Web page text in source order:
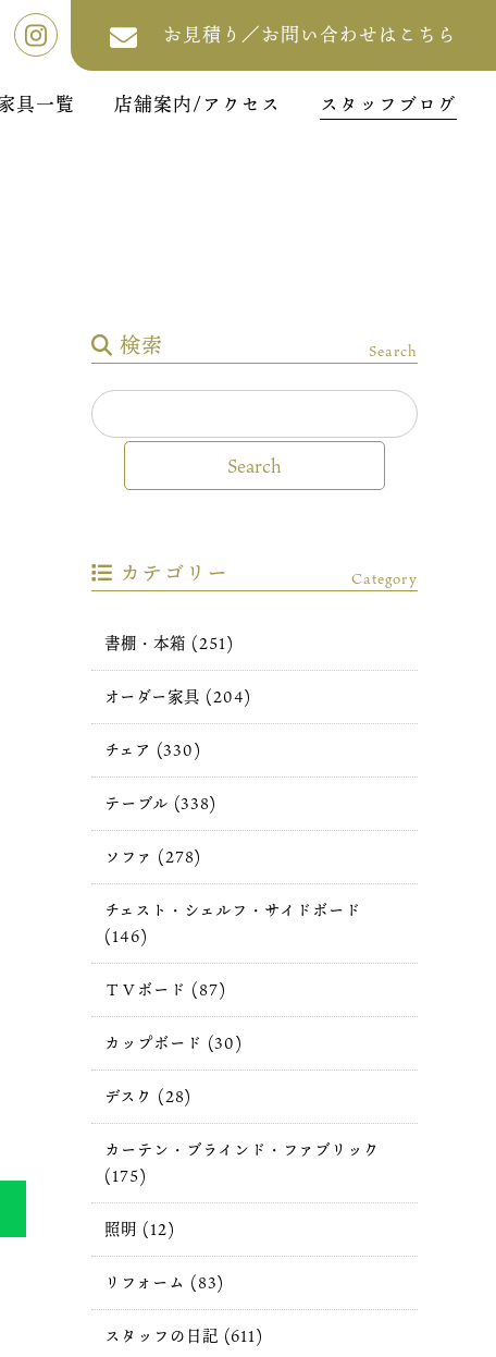
お見積り／お問い合わせはこちら
具一覧 店舗案内/アクセス スタッフブログ
検索 Search
カテゴリー Category
書棚・本箱 (251)
オーダー家具 (204)
チェア (330)
テーブル (338)
ソファ (278)
チェスト・シェルフ・サイドボード
(146)
ＴＶボード (87)
カップボード (30)
デスク (28)
カーテン・ブラインド・ファブリック
(175)
照明 (12)
リフォーム (83)
スタッフの日記 (611)